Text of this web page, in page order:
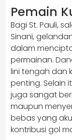
Pemain
Bagi St. Pauli,
Sinani,
dalam
permainan.
lini tengah dan
penting. Selain
juga sangat
maupun
bebas yang
kontribusi gol